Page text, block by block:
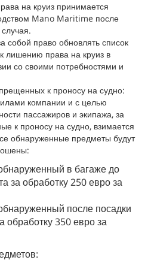
на круиз принимается
Mano Maritime после
собой право обновлять список
лишению права на круиз в
со своими потребностями и
к проносу на судно:
компании и с целью
пассажиров и экипажа, за
к проносу на судно, взимается
обнаруженные предметы будут
в багаже до
за обработку 250 евро за
после посадки
обработку 350 евро за